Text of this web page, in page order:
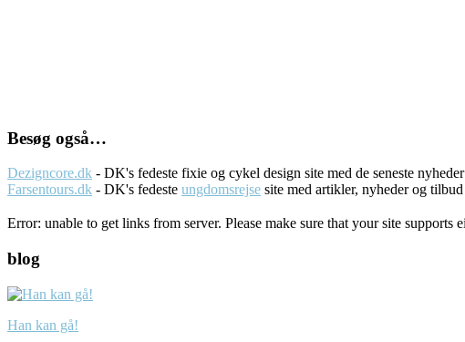
Besøg også…
Dezigncore.dk - DK's fedeste fixie og cykel design site med de seneste
Farsentours.dk - DK's fedeste ungdomsrejse site med artikler, nyheder og
Error: unable to get links from server. Please make sure that your site
blog
Han kan gå!